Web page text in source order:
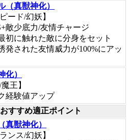
（真獣神化）
ード/幻妖】
敵少底力/友情チャージ
初に触れた敵に分身をセット
発された友情威力が100%にアッ
化）
王】
経験値アップ
おすすめ適正ポイント
真獣神化）
ンス/幻妖】